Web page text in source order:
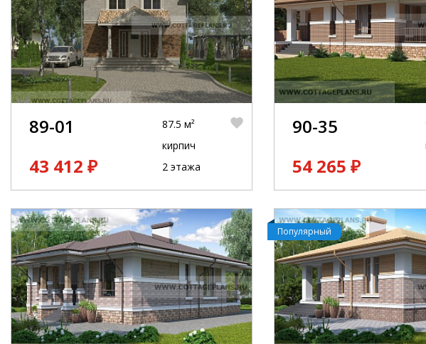
89-01
43 412 ₽
87.5 м²
кирпич
2 этажа
90-35
54 265 ₽
Популярный